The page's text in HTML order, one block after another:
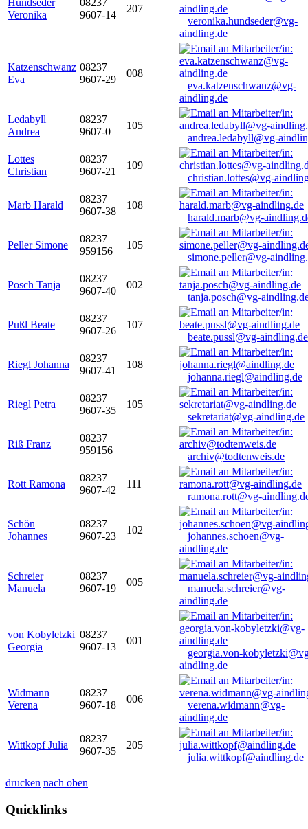
Hundseder
Veronika
08237
9607-14
207
veronika.hundseder@vg-
aindling.de
Katzenschwanz
Eva
08237
9607-29
008
eva.katzenschwanz@vg-
aindling.de
Ledabyll
Andrea
08237
9607-0
105
andrea.ledabyll@vg-
Lottes
Christian
08237
9607-21
109
christian.lottes@vg-
Marb Harald
08237
9607-38
108
harald.marb@vg-
Peller Simone
08237
959156
105
simone.peller@vg-
Posch Tanja
08237
9607-40
002
tanja.posch@vg-
Pußl Beate
08237
9607-26
107
beate.pussl@vg-aindling.de
Riegl Johanna
08237
9607-41
108
johanna.riegl@aindling.de
Riegl Petra
08237
9607-35
105
sekretariat@vg-aindling.de
Riß Franz
08237
959156
archiv@todtenweis.de
Rott Ramona
08237
9607-42
111
ramona.rott@vg-
Schön
Johannes
08237
9607-23
102
johannes.schoen@vg-
aindling.de
Schreier
Manuela
08237
9607-19
005
manuela.schreier@vg-
aindling.de
von Kobyletzki
Georgia
08237
9607-13
001
georgia.von-
aindling.de
Widmann
Verena
08237
9607-18
006
verena.widmann@vg-
aindling.de
Wittkopf Julia
08237
9607-35
205
julia.wittkopf@aindling.de
drucken nach oben
Quicklinks